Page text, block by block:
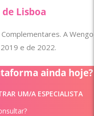
Lisboa
A Wengo
e de 2022.
ainda hoje?
UM/A ESPECIALISTA